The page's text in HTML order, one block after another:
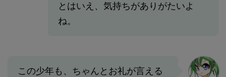
とはいえ、気持ちがありがたいよ
ね。
この少年も、ちゃんとお礼が言える